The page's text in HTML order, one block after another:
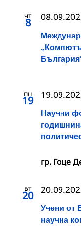
чт
8
пн
19
Научни
гр. Гоце
вт
20
Учени от
научна